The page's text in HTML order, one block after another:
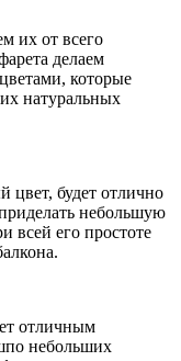
их от всего
делаем
которые
натуральных
будет отлично
небольшую
всей его простоте
отличным
небольших